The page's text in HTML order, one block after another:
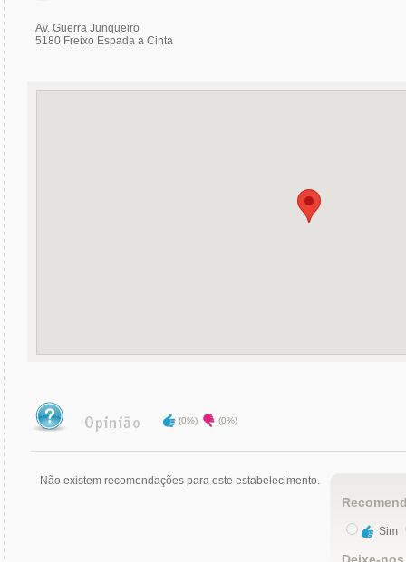
Av. Guerra Junqueiro
5180 Freixo Espada a Cinta
(0%) (0%)
Não existem recomendações para este estabelecimento.
Sim